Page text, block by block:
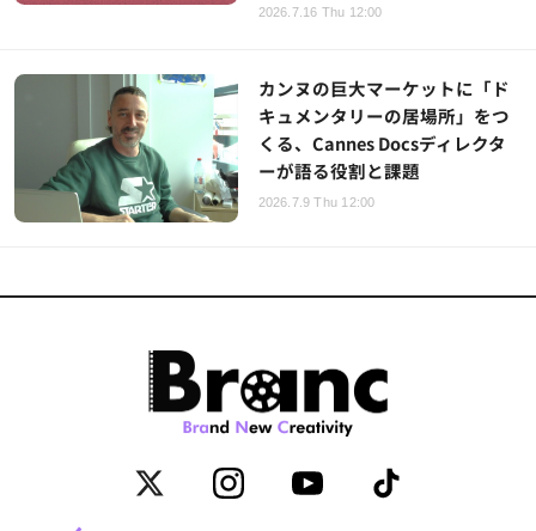
2026.7.16 Thu 12:00
カンヌの巨大マーケットに「ド
キュメンタリーの居場所」をつ
くる、Cannes Docsディレクタ
ーが語る役割と課題
2026.7.9 Thu 12:00